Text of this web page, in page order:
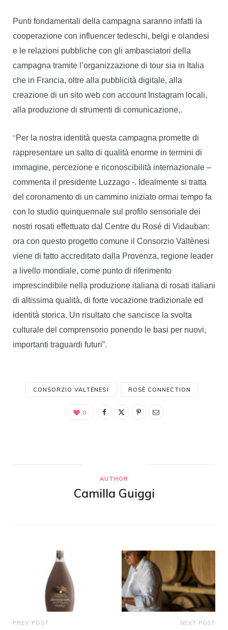
Punti fondamentali della campagna saranno infatti la
cooperazione con influencer tedeschi, belgi e olandesi
e le relazioni pubbliche con gli ambasciatori della
campagna tramite l’organizzazione di tour sia in Italia
che in Francia, oltre alla pubblicità digitale, alla
creazione di un sito web con account Instagram locali,
alla produzione di strumenti di comunicazione,.
“Per la nostra identità questa campagna promette di
rappresentare un salto di qualità enorme in termini di
immagine, percezione e riconoscibilità internazionale –
commenta il presidente Luzzago -. Idealmente si tratta
del coronamento di un cammino iniziato ormai tempo fa
con lo studio quinquennale sul profilo sensoriale dei
nostri rosati effettuato dal Centre du Rosé di Vidauban:
ora con questo progetto comune il Consorzio Valtènesi
viene di fatto accreditato dalla Provenza, regione leader
a livello mondiale, come punto di riferimento
imprescindibile nella produzione italiana di rosati italiani
di altissima qualità, di forte vocazione tradizionale ed
identità storica. Un risultato che sancisce la svolta
culturale del comprensorio ponendo le basi per nuovi,
importanti traguardi futuri”.
CONSORZIO VALTÈNESI ROSÈ CONNECTION
0
AUTHOR
Camilla Guiggi
PREV POST NEXT POST